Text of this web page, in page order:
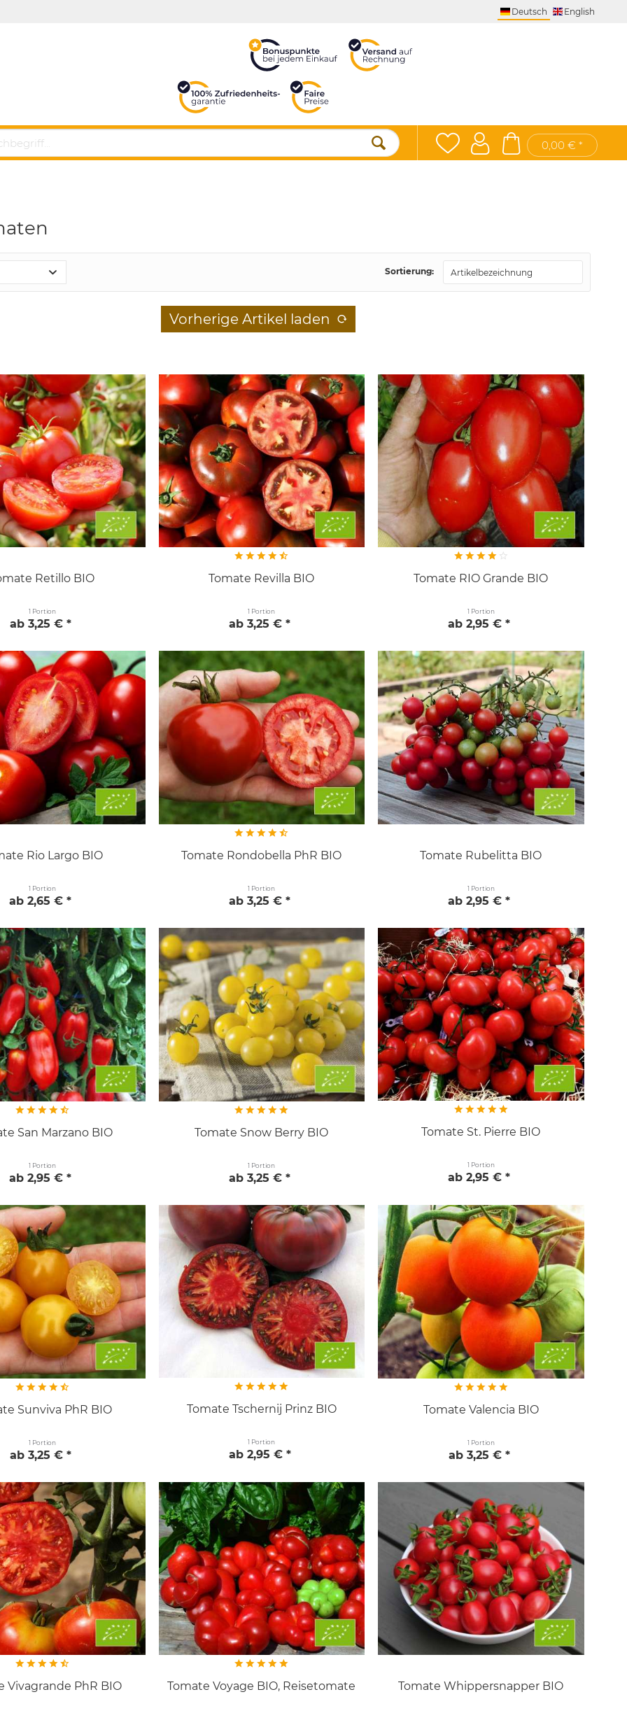
Deutsch English
0,00 € *
Sortierung:
Vorherige Artikel laden
Retillo BIO
1 Portion
ab 3,25 € *
Tomate Revilla BIO
1 Portion
ab 3,25 € *
Tomate RIO Grande BIO
1 Portion
ab 2,95 € *
Rio Largo BIO
1 Portion
ab 2,65 € *
Tomate Rondobella PhR BIO
1 Portion
ab 3,25 € *
Tomate Rubelitta BIO
1 Portion
ab 2,95 € *
San Marzano BIO
1 Portion
ab 2,95 € *
Tomate Snow Berry BIO
1 Portion
ab 3,25 € *
Tomate St. Pierre BIO
1 Portion
ab 2,95 € *
Sunviva PhR BIO
1 Portion
ab 3,25 € *
Tomate Tschernij Prinz BIO
1 Portion
ab 2,95 € *
Tomate Valencia BIO
1 Portion
ab 3,25 € *
Vivagrande PhR BIO Tomate Voyage BIO, Reisetomate Tomate Whippersnapper BIO